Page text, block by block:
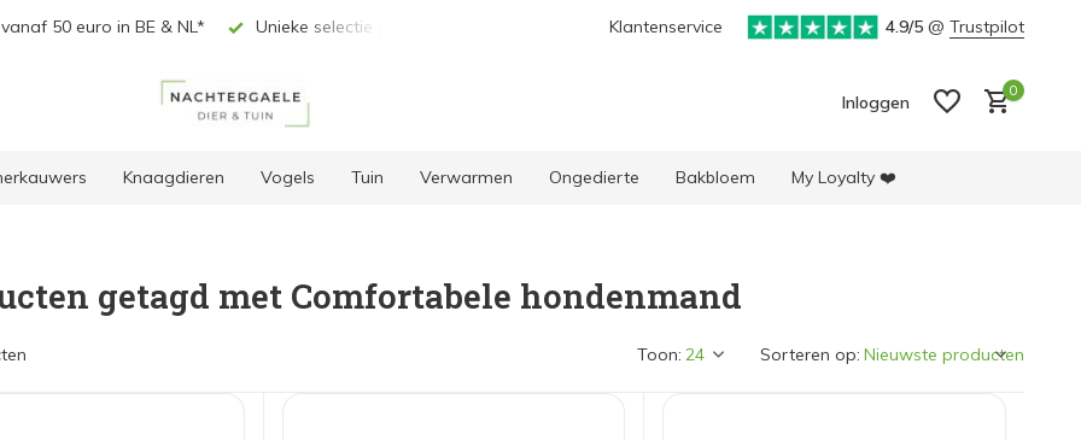
50 euro in BE & NL* Unieke selectie producten Klantenservice 4.9/5 @ Trustpilot
Inloggen
0
Knaagdieren Vogels Tuin Verwarmen Ongedierte Bakbloem My Loyalty ❤️
getagd met Comfortabele hondenmand
Toon: Sorteren op: